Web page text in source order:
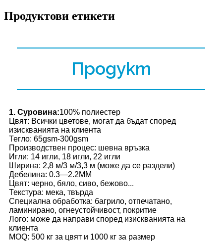
Продуктови етикети
Продукт
1. Суровина:100% полиестер
Цвят: Всички цветове, могат да бъдат според
изискванията на клиента
Тегло: 65gsm-300gsm
Производствен процес: шевна връзка
Игли: 14 игли, 18 игли, 22 игли
Ширина: 2,8 м/3 м/3,3 м (може да се раздели)
Дебелина: 0.3—2.2MM
Цвят: черно, бяло, сиво, бежово...
Текстура: мека, твърда
Специална обработка: багрило, отпечатано,
ламинирано, огнеустойчивост, покритие
Лого: може да направи според изискванията на
клиента
MOQ: 500 кг за цвят и 1000 кг за размер